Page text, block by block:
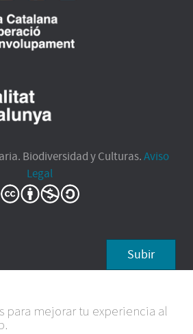
Biodiversidad y Culturas.Aviso
Legal
Subir
para mejorar tu experiencia al